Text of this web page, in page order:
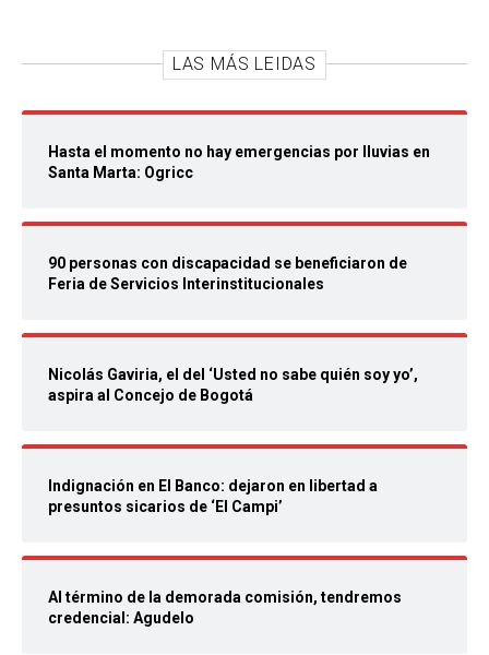
LAS MÁS LEIDAS
Hasta el momento no hay emergencias por lluvias en
Santa Marta: Ogricc
90 personas con discapacidad se beneficiaron de
Feria de Servicios Interinstitucionales
Nicolás Gaviria, el del ‘Usted no sabe quién soy yo’,
aspira al Concejo de Bogotá
Indignación en El Banco: dejaron en libertad a
presuntos sicarios de ‘El Campi’
Al término de la demorada comisión, tendremos
credencial: Agudelo